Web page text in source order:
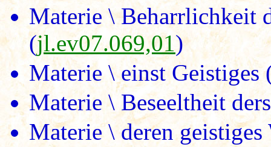
Materie \ Beharrlichkeit
(jl.ev07.069,01)
Materie \ einst Geistiges
Materie \ Beseeltheit
Materie \ deren geistiges